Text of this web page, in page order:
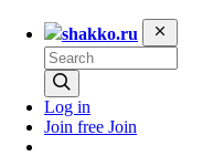
shakko.ru
Log in
Join free Join